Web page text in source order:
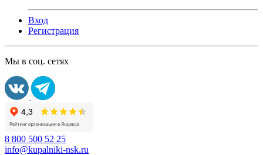
Вход
Регистрация
Мы в соц. сетях
8 800 500 52 25
info@kupalniki-nsk.ru